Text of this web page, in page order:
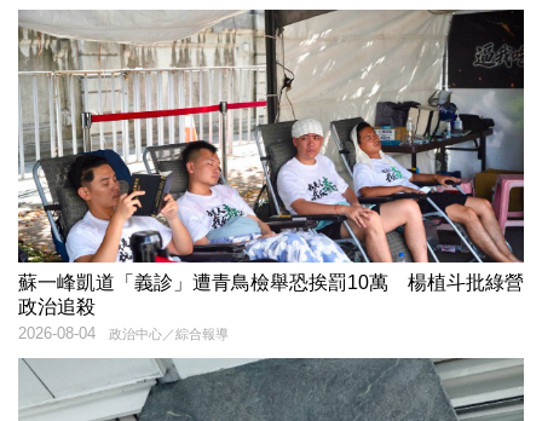
蘇一峰凱道「義診」遭青鳥檢舉恐挨罰10萬 楊植斗批綠營
政治追殺
政治中心／綜合報導
2026-08-04